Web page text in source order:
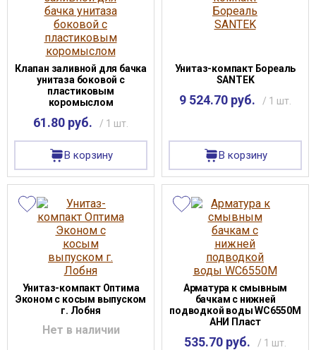
Клапан заливной для бачка
унитаза боковой с
пластиковым
коромыслом
61.80 руб. / 1 шт.
В корзину
Унитаз-компакт Бореаль
SANTEK
9 524.70 руб. / 1 шт.
В корзину
Унитаз-компакт Оптима
Эконом с косым выпуском
г. Лобня
Нет в наличии
Арматура к смывным
бачкам с нижней
подводкой воды WC6550М
АНИ Пласт
535.70 руб. / 1 шт.